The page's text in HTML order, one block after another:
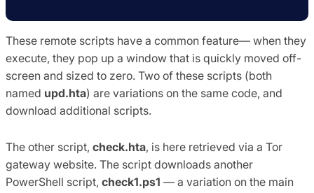
These remote scripts have a common feature— when they
execute, they pop up a window that is quickly moved off-
screen and sized to zero. Two of these scripts (both
named upd.hta) are variations on the same code, and
download additional scripts.
The other script, check.hta, is here retrieved via a Tor
gateway website. The script downloads another
PowerShell script, check1.ps1 — a variation on the main